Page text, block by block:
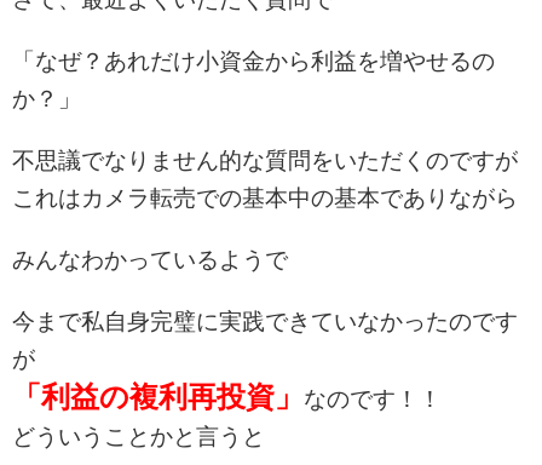
「なぜ？あれだけ小資金から利益を増やせるの
か？」
不思議でなりません的な質問をいただくのですが
これはカメラ転売での基本中の基本でありながら
みんなわかっているようで
今まで私自身完璧に実践できていなかったのです
が
「利益の複利再投資」
なのです！！
どういうことかと言うと